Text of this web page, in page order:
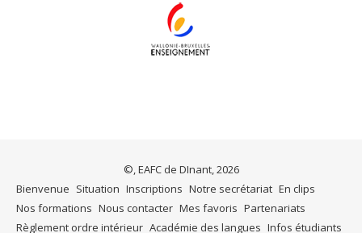
©, EAFC de DInant, 2026
Bienvenue Situation Inscriptions Notre secrétariat En clips
Nos formations Nous contacter Mes favoris Partenariats
Règlement ordre intérieur Académie des langues Infos étudiants